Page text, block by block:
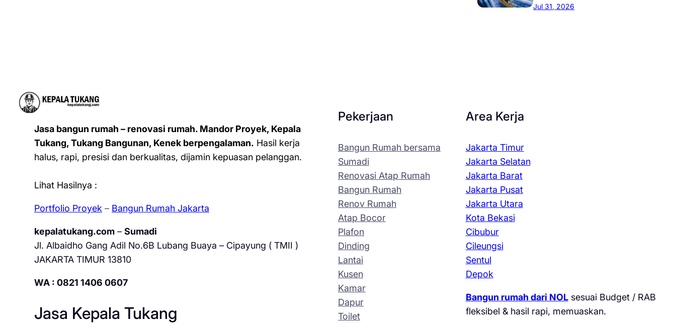
Jul 31, 2026
Jasa bangun rumah – renovasi rumah. Mandor Proyek, Kepala
Tukang, Tukang Bangunan, Kenek berpengalaman. Hasil kerja
halus, rapi, presisi dan berkualitas, dijamin kepuasan pelanggan.
Lihat Hasilnya :
Portfolio Proyek – Bangun Rumah Jakarta
kepalatukang.com– Sumadi
Jl. Albaidho Gang Adil No.6B Lubang Buaya – Cipayung ( TMII )
JAKARTA TIMUR 13810
WA : 0821 1406 0607
Jasa Kepala Tukang
Pekerjaan
Bangun Rumah bersama
Sumadi
Renovasi Atap Rumah
Bangun Rumah
Renov Rumah
Atap Bocor
Plafon
Dinding
Lantai
Kusen
Kamar
Dapur
Toilet
Area Kerja
Jakarta Timur
Jakarta Selatan
Jakarta Barat
Jakarta Pusat
Jakarta Utara
Kota Bekasi
Cibubur
Cileungsi
Sentul
Depok
Bangun rumah dari NOLsesuai Budget / RAB
fleksibel & hasil rapi, memuaskan.